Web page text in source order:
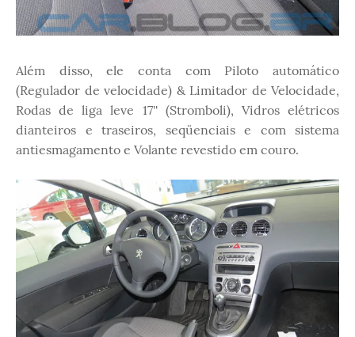
Além disso, ele conta com Piloto automático
(Regulador de velocidade) & Limitador de Velocidade,
Rodas de liga leve 17'' (Stromboli), Vidros elétricos
dianteiros e traseiros, seqüenciais e com sistema
antiesmagamento e Volante revestido em couro.